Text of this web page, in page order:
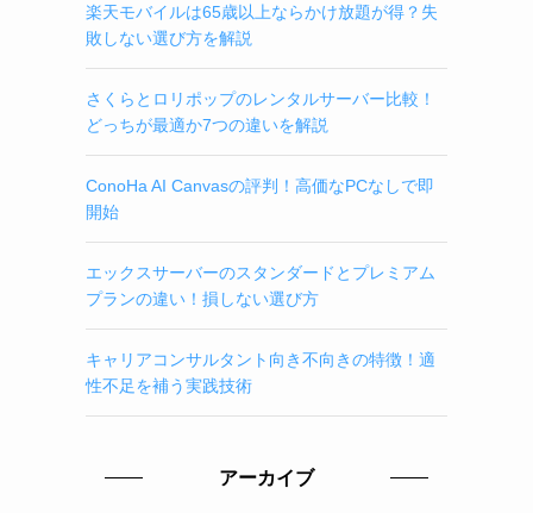
楽天モバイルは65歳以上ならかけ放題が得？失
敗しない選び方を解説
さくらとロリポップのレンタルサーバー比較！
どっちが最適か7つの違いを解説
ConoHa AI Canvasの評判！高価なPCなしで即
開始
エックスサーバーのスタンダードとプレミアム
プランの違い！損しない選び方
キャリアコンサルタント向き不向きの特徴！適
性不足を補う実践技術
アーカイブ